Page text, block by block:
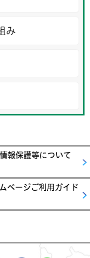
み
報保護等について
ページご利用ガイド